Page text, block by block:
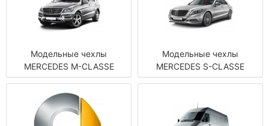
Модельные чехлы
MERCEDES M-CLASSE
Модельные чехлы
MERCEDES S-CLASSE